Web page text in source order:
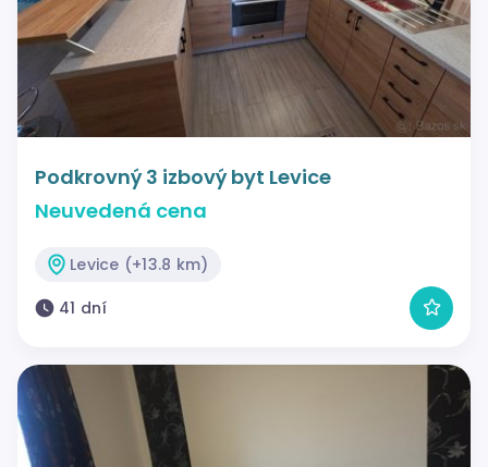
Podkrovný 3 izbový byt Levice
Neuvedená cena
Levice (+13.8 km)
41 dní